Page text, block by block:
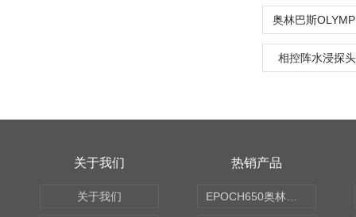
相控阵水浸探
关于我们
关于我们
热销产品